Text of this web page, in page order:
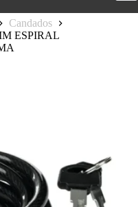
Candados
ESPIRAL